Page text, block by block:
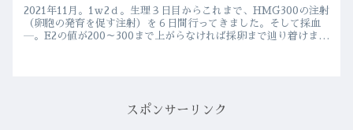
2021年11月。1ｗ2ｄ。生理３日目からこれまで、HMG300の注射
（卵胞の発育を促す注射）を６日間行ってきました。そして採血
―。E2の値が200～300まで上がらなければ採卵まで辿り着けませ
スポンサーリンク